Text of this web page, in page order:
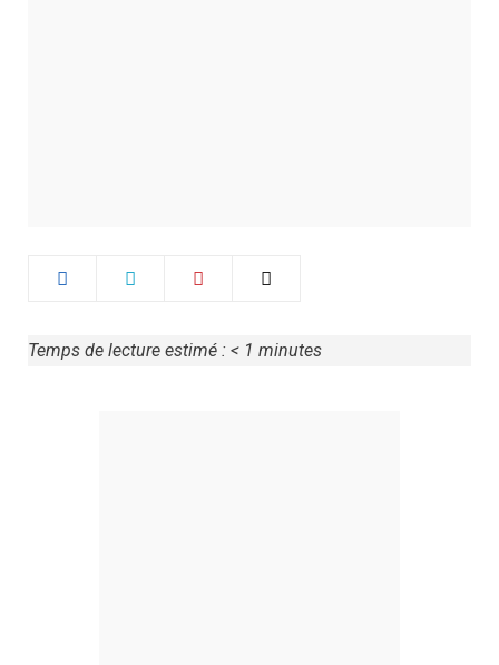
Temps de lecture estimé : < 1 minutes